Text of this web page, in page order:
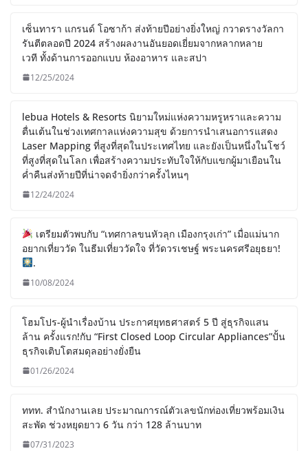
เซ็นทารา แกรนด์ โอซาก้า ส่งท้ายปีอย่างยิ่งใหญ่ กวาดรางวัลกา
รันตีตลอดปี 2024 สร้างผลงานอันยอดเยี่ยมจากหลากหลาย
เวที ทั้งด้านการออกแบบ ห้องอาหาร และสปา
12/25/2024
lebua Hotels & Resorts นิยามใหม่แห่งความหรูหราและความ
ตื่นเต้นในช่วงเทศกาลแห่งความสุข ด้วยการนำเสนอการแสดง
Laser Mapping ที่สูงที่สุดในประเทศไทย และยังเป็นหนึ่งในโชว์
ที่สูงที่สุดในโลก เพื่อสร้างความประทับใจให้กับแขกผู้มาเยือนใน
ค่ำคืนส่งท้ายปีที่น่าจดจำยิ่งกว่าครั้งไหนๆ
12/24/2024
เตรียมตัวพบกับ “เทศกาลขนหัวลุก เมืองกรุงเก่า” เมื่อแม่นาก
อยากเที่ยววัด ในธีมเที่ยววัดใจ ที่วัดวรเชษฐ์ พระนครศรีอยุธยา!
.
10/08/2024
โฮมโปร-ผู้นำเรื่องบ้าน ประกาศยุทธศาสตร์ 5 ปี สู่ธุรกิจแสน
ล้าน ครั้งแรก!กับ “First Closed Loop Circular Appliances”ปั้น
ธุรกิจเติบโตสมดุลอย่างยั่งยืน
01/26/2024
ททท. สำนักงานเลย ประมาณการณ์ตัวเลขนักท่องเที่ยวพร้อมเงิน
สะพัด ช่วงหยุดยาว 6 วัน กว่า 128 ล้านบาท
07/31/2023